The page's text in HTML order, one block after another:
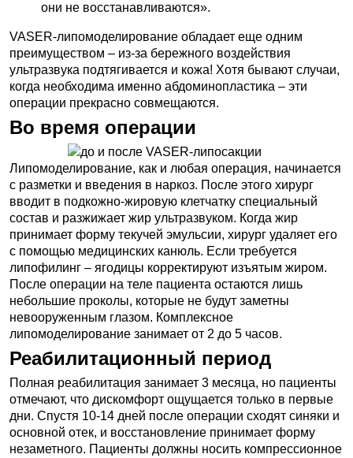
они не восстанавливаются».
VASER-липомоделирование обладает еще одним
преимуществом – из-за бережного воздействия
ультразвука подтягивается и кожа! Хотя бывают случаи,
когда необходима именно абдоминопластика – эти
операции прекрасно совмещаются.
Во время операции
Липомоделирование, как и любая операция, начинается
с разметки и введения в наркоз. После этого хирург
вводит в подкожно-жировую клетчатку специальный
состав и разжижает жир ультразвуком. Когда жир
принимает форму текучей эмульсии, хирург удаляет его
с помощью медицинских канюль. Если требуется
липофилинг – ягодицы корректируют изъятым жиром.
После операции на теле пациента остаются лишь
небольшие проколы, которые не будут заметны
невооруженным глазом. Комплексное
липомоделирование занимает от 2 до 5 часов.
Реабилитационный период
Полная реабилитация занимает 3 месяца, но пациенты
отмечают, что дискомфорт ощущается только в первые
дни. Спустя 10-14 дней после операции сходят синяки и
основной отек, и восстановление принимает форму
незаметного. Пациенты должны носить компрессионное